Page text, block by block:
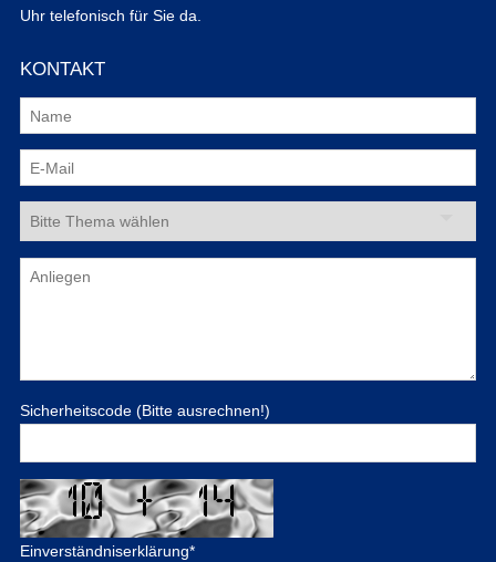
Uhr telefonisch für Sie da.
KONTAKT
Sicherheitscode (Bitte ausrechnen!)
Einverständniserklärung*